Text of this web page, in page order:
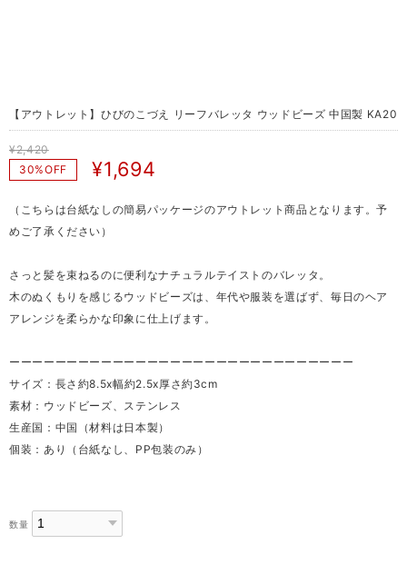
【アウトレット】ひびのこづえ リーフバレッタ ウッドビーズ 中国製 KA20
¥2,420
30%OFF
¥1,694
（こちらは台紙なしの簡易パッケージのアウトレット商品となります。予
めご了承ください）
さっと髪を束ねるのに便利なナチュラルテイストのバレッタ。
木のぬくもりを感じるウッドビーズは、年代や服装を選ばず、毎日のヘア
アレンジを柔らかな印象に仕上げます。
ーーーーーーーーーーーーーーーーーーーーーーーーーーーーーー
サイズ：長さ約8.5x幅約2.5x厚さ約3cm
素材：ウッドビーズ、ステンレス
生産国：中国（材料は日本製）
個装：あり（台紙なし、PP包装のみ）
数量